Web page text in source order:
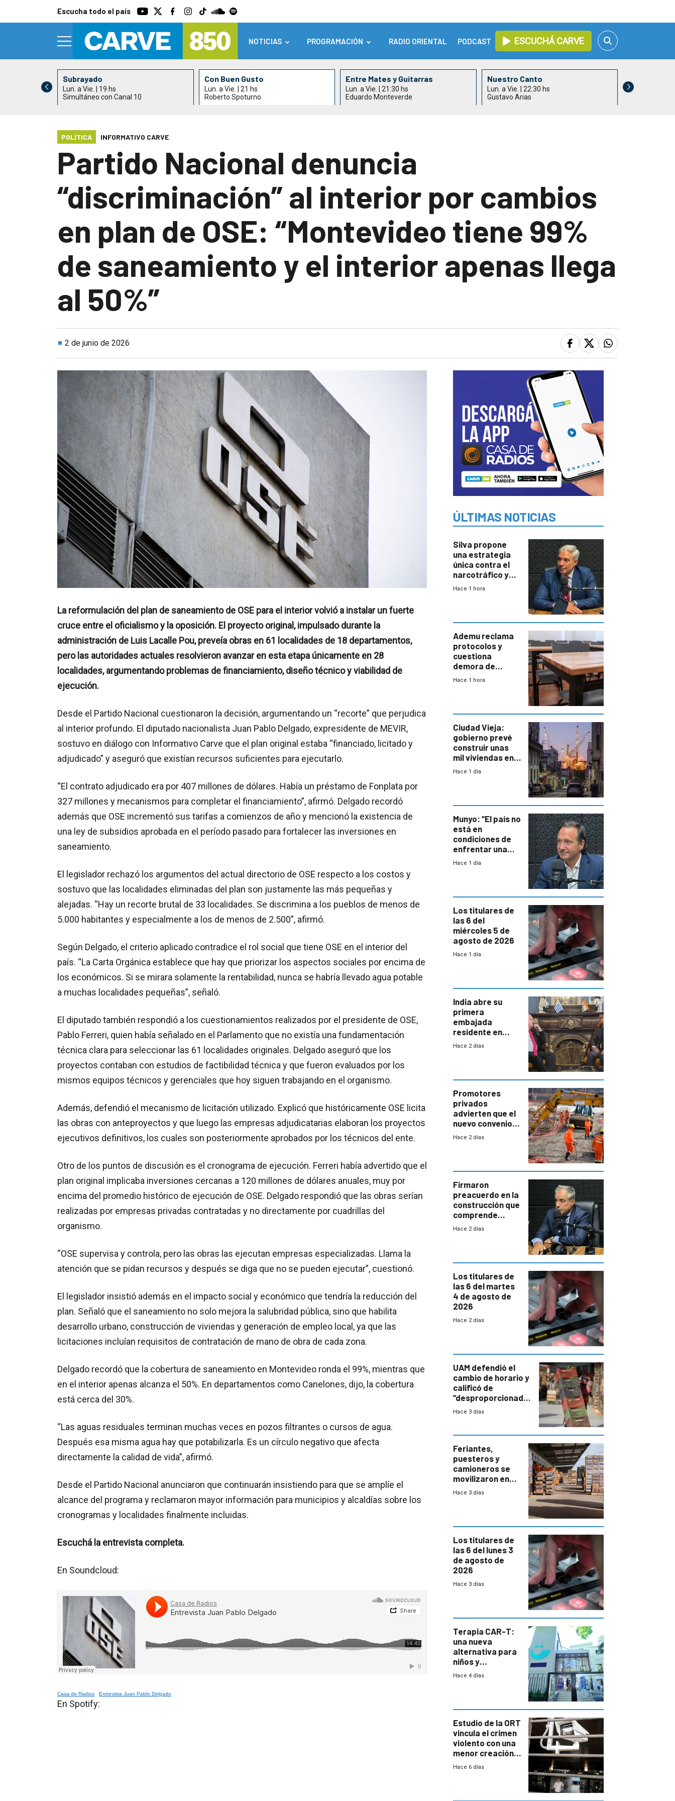
Escucha todo el país
NOTICIAS PROGRAMACIÓN RADIO ORIENTAL PODCAST ESCUCHÁ CARVE
Subrayado
Lun. a Vie. | 19 hs
Simultáneo con Canal 10
Con Buen Gusto
Lun. a Vie. | 21 hs
Roberto Spoturno
Entre Mates y Guitarras
Lun. a Vie. | 21:30 hs
Eduardo Monteverde
Nuestro Canto
Lun. a Vie. | 22:30 hs
Gustavo Arias
POLÍTICA INFORMATIVO CARVE
Partido Nacional denuncia
“discriminación” al interior por cambios
en plan de OSE: “Montevideo tiene 99%
de saneamiento y el interior apenas llega
al 50%”
2 de junio de 2026
La reformulación del plan de saneamiento de OSE para el interior volvió a instalar un fuerte
cruce entre el oficialismo y la oposición. El proyecto original, impulsado durante la
administración de Luis Lacalle Pou, preveía obras en 61 localidades de 18 departamentos,
pero las autoridades actuales resolvieron avanzar en esta etapa únicamente en 28
localidades, argumentando problemas de financiamiento, diseño técnico y viabilidad de
ejecución.
Desde el Partido Nacional cuestionaron la decisión, argumentando un “recorte” que perjudica
al interior profundo. El diputado nacionalista Juan Pablo Delgado, expresidente de MEVIR,
sostuvo en diálogo con Informativo Carve que el plan original estaba “financiado, licitado y
adjudicado” y aseguró que existían recursos suficientes para ejecutarlo.
“El contrato adjudicado era por 407 millones de dólares. Había un préstamo de Fonplata por
327 millones y mecanismos para completar el financiamiento”, afirmó. Delgado recordó
además que OSE incrementó sus tarifas a comienzos de año y mencionó la existencia de
una ley de subsidios aprobada en el período pasado para fortalecer las inversiones en
saneamiento.
El legislador rechazó los argumentos del actual directorio de OSE respecto a los costos y
sostuvo que las localidades eliminadas del plan son justamente las más pequeñas y
alejadas. “Hay un recorte brutal de 33 localidades. Se discrimina a los pueblos de menos de
5.000 habitantes y especialmente a los de menos de 2.500”, afirmó.
Según Delgado, el criterio aplicado contradice el rol social que tiene OSE en el interior del
país. “La Carta Orgánica establece que hay que priorizar los aspectos sociales por encima de
los económicos. Si se mirara solamente la rentabilidad, nunca se habría llevado agua potable
a muchas localidades pequeñas”, señaló.
El diputado también respondió a los cuestionamientos realizados por el presidente de OSE,
Pablo Ferreri, quien había señalado en el Parlamento que no existía una fundamentación
técnica clara para seleccionar las 61 localidades originales. Delgado aseguró que los
proyectos contaban con estudios de factibilidad técnica y que fueron evaluados por los
mismos equipos técnicos y gerenciales que hoy siguen trabajando en el organismo.
Además, defendió el mecanismo de licitación utilizado. Explicó que históricamente OSE licita
las obras con anteproyectos y que luego las empresas adjudicatarias elaboran los proyectos
ejecutivos definitivos, los cuales son posteriormente aprobados por los técnicos del ente.
Otro de los puntos de discusión es el cronograma de ejecución. Ferreri había advertido que el
plan original implicaba inversiones cercanas a 120 millones de dólares anuales, muy por
encima del promedio histórico de ejecución de OSE. Delgado respondió que las obras serían
realizadas por empresas privadas contratadas y no directamente por cuadrillas del
organismo.
“OSE supervisa y controla, pero las obras las ejecutan empresas especializadas. Llama la
atención que se pidan recursos y después se diga que no se pueden ejecutar”, cuestionó.
El legislador insistió además en el impacto social y económico que tendría la reducción del
plan. Señaló que el saneamiento no solo mejora la salubridad pública, sino que habilita
desarrollo urbano, construcción de viviendas y generación de empleo local, ya que las
licitaciones incluían requisitos de contratación de mano de obra de cada zona.
Delgado recordó que la cobertura de saneamiento en Montevideo ronda el 99%, mientras que
en el interior apenas alcanza el 50%. En departamentos como Canelones, dijo, la cobertura
está cerca del 30%.
“Las aguas residuales terminan muchas veces en pozos filtrantes o cursos de agua.
Después esa misma agua hay que potabilizarla. Es un círculo negativo que afecta
directamente la calidad de vida”, afirmó.
Desde el Partido Nacional anunciaron que continuarán insistiendo para que se amplíe el
alcance del programa y reclamaron mayor información para municipios y alcaldías sobre los
cronogramas y localidades finalmente incluidas.
Escuchá la entrevista completa.
En Soundcloud:
Casa de Radios · Entrevista Juan Pablo Delgado
En Spotify:
ÚLTIMAS NOTICIAS
Silva propone
una estrategia
única contra el
narcotráfico y
mayor
Hace 1 hora
Ademu reclama
protocolos y
cuestiona
demora de
Primaria ante
Hace 1 hora
Ciudad Vieja:
gobierno prevé
construir unas
mil viviendas en
un plan de
Hace 1 día
Munyo: “El país no
está en
condiciones de
enfrentar una
reducción de la
Hace 1 día
Los titulares de
las 6 del
miércoles 5 de
agosto de 2026
Hace 1 día
India abre su
primera
embajada
residente en
Uruguay y crecen
enorme
potencial
Hace 2 días
Promotores
privados
advierten que el
nuevo convenio
de la
a revisar
proyectos
Hace 2 días
Firmaron
preacuerdo en la
construcción que
comprende
reducción
Hace 2 días
Los titulares de
las 6 del martes
4 de agosto de
2026
Hace 2 días
UAM defendió el
cambio de horario y
calificó de
“desproporcionado”
el bloqueo de
Hace 3 días
Feriantes,
puesteros y
camioneros se
movilizaron en
rechazo a
Hace 3 días
Los titulares de
las 6 del lunes 3
de agosto de
2026
Hace 3 días
Terapia CAR-T:
una nueva
alternativa para
niños y
adolescentes
Hace 4 días
Estudio de la ORT
vincula el crimen
violento con una
menor creación
de empresas
Hace 6 días